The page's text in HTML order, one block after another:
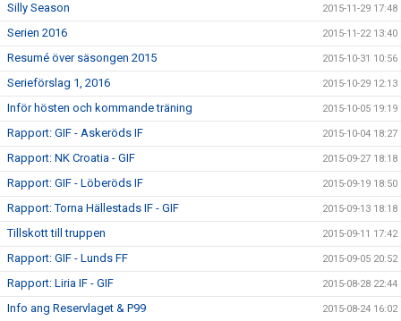
Silly Season 2015-11-29 17:48
Serien 2016 2015-11-22 13:40
Resumé över säsongen 2015 2015-10-31 10:56
Serieförslag 1, 2016 2015-10-29 12:13
Inför hösten och kommande träning 2015-10-05 19:19
Rapport: GIF - Askeröds IF 2015-10-04 18:27
Rapport: NK Croatia - GIF 2015-09-27 18:18
Rapport: GIF - Löberöds IF 2015-09-19 18:50
Rapport: Torna Hällestads IF - GIF 2015-09-13 18:18
Tillskott till truppen 2015-09-11 17:42
Rapport: GIF - Lunds FF 2015-09-05 20:52
Rapport: Liria IF - GIF 2015-08-28 22:44
Info ang Reservlaget & P99 2015-08-24 16:02